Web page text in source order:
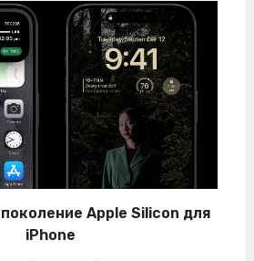
Apple Silicon для
iPhone